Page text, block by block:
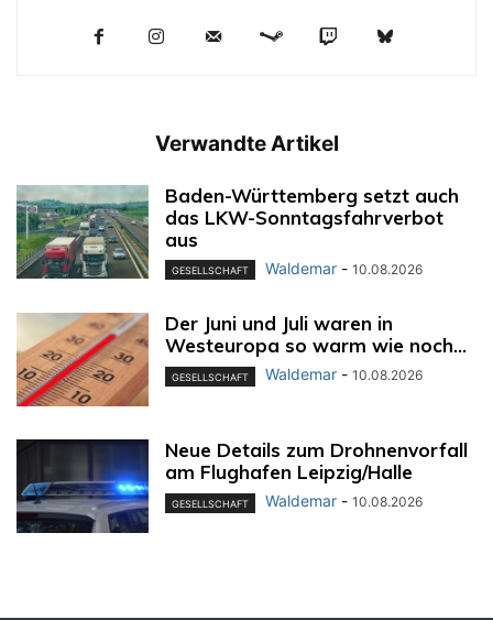
Verwandte Artikel
Baden-Württemberg setzt auch
das LKW-Sonntagsfahrverbot
aus
GESELLSCHAFT Waldemar - 10.08.2026
Der Juni und Juli waren in
Westeuropa so warm wie noch...
GESELLSCHAFT Waldemar - 10.08.2026
Neue Details zum Drohnenvorfall
am Flughafen Leipzig/Halle
GESELLSCHAFT Waldemar - 10.08.2026